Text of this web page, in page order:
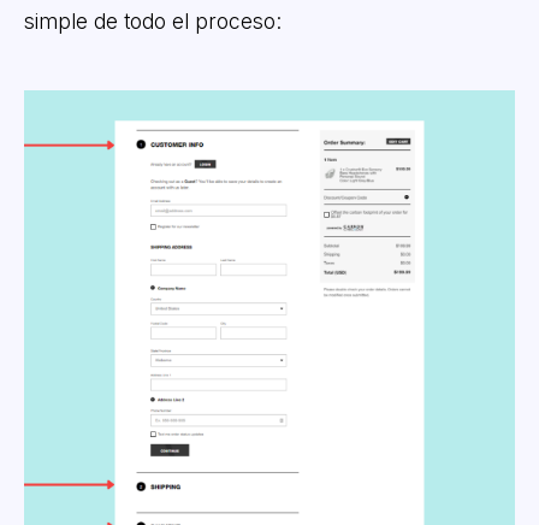
simple de todo el proceso: